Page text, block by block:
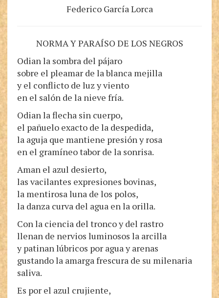
Federico García Lorca
NORMA Y PARAÍSO DE LOS NEGROS
Odian la sombra del pájaro
sobre el pleamar de la blanca mejilla
y el conflicto de luz y viento
en el salón de la nieve fría.
Odian la flecha sin cuerpo,
el pañuelo exacto de la despedida,
la aguja que mantiene presión y rosa
en el gramíneo tabor de la sonrisa.
Aman el azul desierto,
las vacilantes expresiones bovinas,
la mentirosa luna de los polos,
la danza curva del agua en la orilla.
Con la ciencia del tronco y del rastro
llenan de nervios luminosos la arcilla
y patinan lúbricos por agua y arenas
gustando la amarga frescura de su milenaria
saliva.
Es por el azul crujiente,